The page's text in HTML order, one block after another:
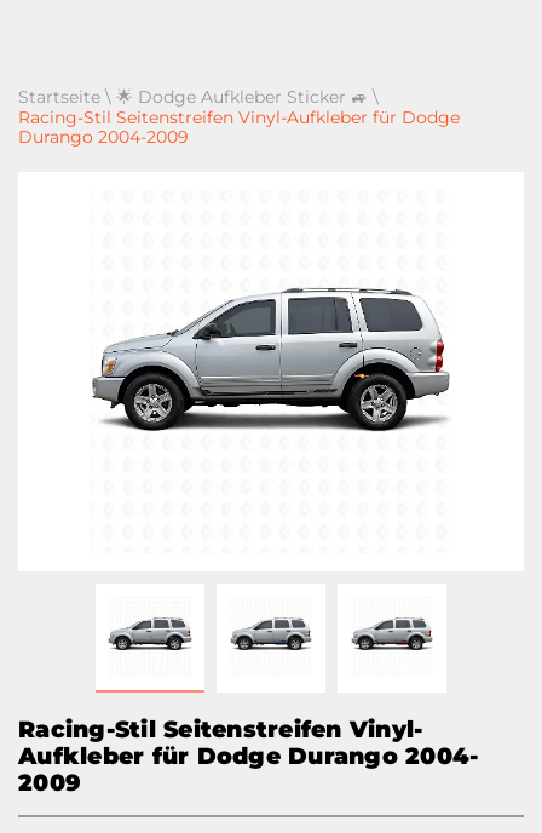
Startseite \ 🌟 Dodge Aufkleber Sticker 🚙 \
Racing-Stil Seitenstreifen Vinyl-Aufkleber für Dodge
Durango 2004-2009
Racing-Stil Seitenstreifen Vinyl-
Aufkleber für Dodge Durango 2004-
2009